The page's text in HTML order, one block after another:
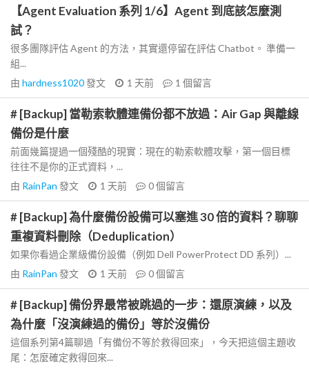
【Agent Evaluation 系列 1/6】Agent 到底該怎麼測
試？
很多團隊評估 Agent 的方法，其實還停留在評估 Chatbot。 準備一
組...
由 hardness1020發文 1 天前 1 個留言
# [Backup] 當勒索軟體連備份都不放過：Air Gap 與離線
備份是什麼
前面幾篇提過一個殘酷的現實：現在的勒索軟體攻擊，第一個目標
往往不是你的正式資料，...
由 RainPan 發文 1 天前 0個留言
# [Backup] 為什麼備份設備可以塞進 30 倍的資料？聊聊
重複資料刪除（Deduplication）
如果你看過企業級備份設備（例如 Dell PowerProtect DD 系列）...
由 RainPan 發文 1 天前 0個留言
# [Backup] 備份界最常被跳過的一步：還原演練，以及
為什麼「沒演練過的備份」等於沒備份
這個系列第4篇聊過「有備份不等於救得回來」，今天把這個主題收
尾：怎麼確定救得回來...